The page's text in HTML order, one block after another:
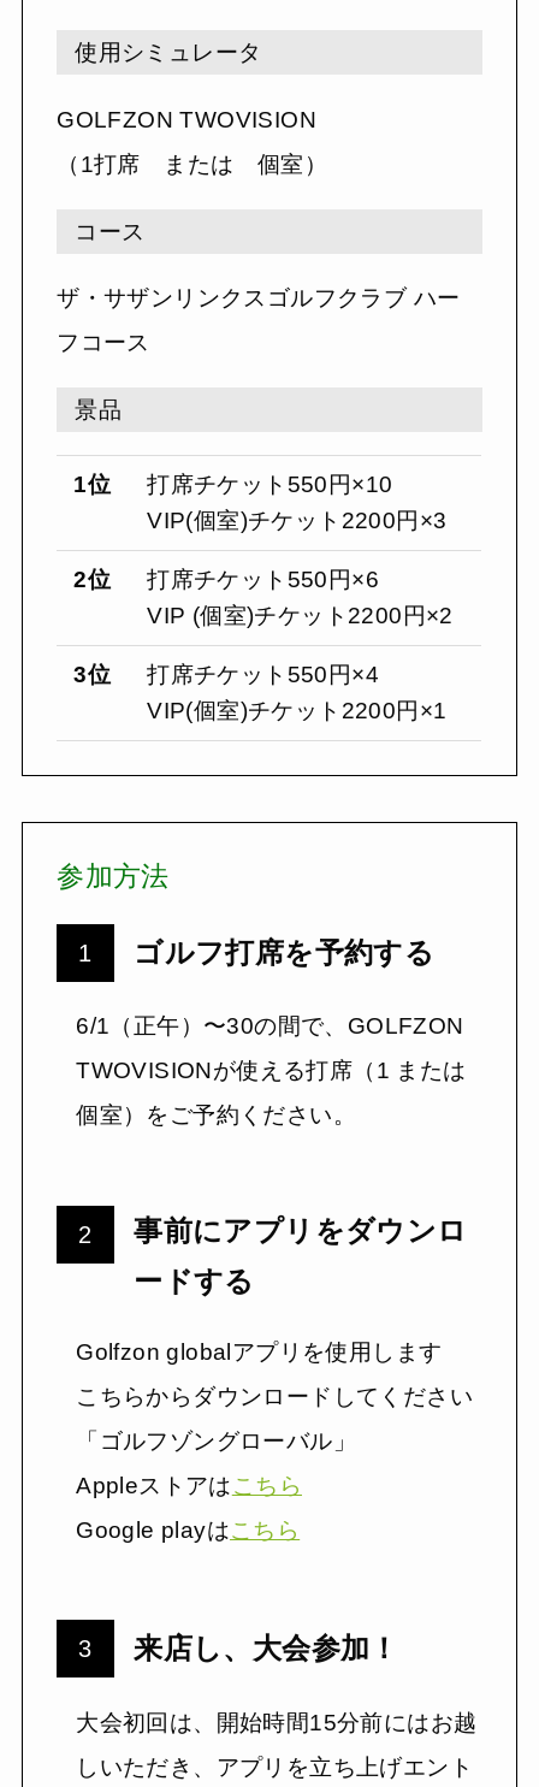
使用シミュレータ
GOLFZON TWOVISION
（1打席 または 個室）
コース
ザ・サザンリンクスゴルフクラブ ハー
フコース
景品
1位
打席チケット550円×10
VIP(個室)チケット2200円×3
2位
打席チケット550円×6
VIP (個室)チケット2200円×2
3位
打席チケット550円×4
VIP(個室)チケット2200円×1
参加方法
ゴルフ打席を予約する
6/1（正午）〜30の間で、GOLFZON
TWOVISIONが使える打席（1 または
個室）をご予約ください。
事前にアプリをダウンロ
ードする
Golfzon globalアプリを使用します
こちらからダウンロードしてください
「ゴルフゾングローバル」
Appleストアはこちら
Google playはこちら
来店し、大会参加！
大会初回は、開始時間15分前にはお越
しいただき、アプリを立ち上げエント